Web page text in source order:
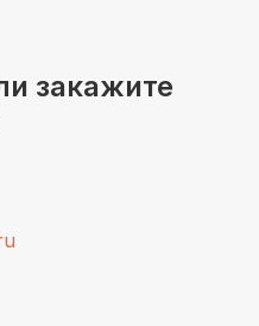
закажите